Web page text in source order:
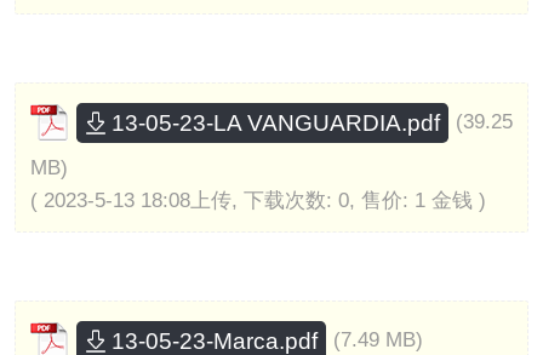
13-05-23-LA VANGUARDIA.pdf
(39.25
MB)
( 2023-5-13 18:08上传, 下载次数: 0, 售价: 1 金钱 )
13-05-23-Marca.pdf
(7.49 MB)